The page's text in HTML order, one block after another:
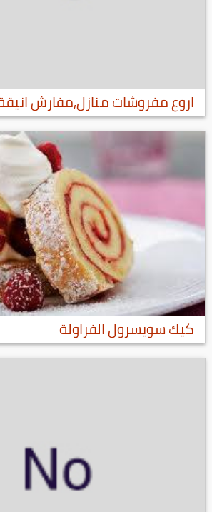
اروع مفروشات منازل,مفارش
كيك سويسرول الفراولة